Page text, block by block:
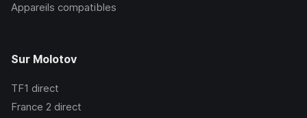
Appareils compatibles
Sur Molotov
TF1 direct
France 2 direct